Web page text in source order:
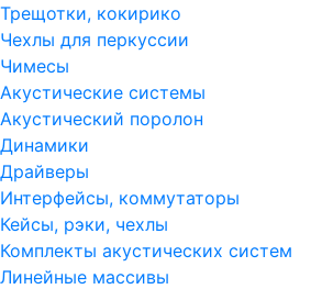
Трещотки, кокирико
Чехлы для перкуссии
Чимесы
Акустические системы
Акустический поролон
Динамики
Драйверы
Интерфейсы, коммутаторы
Кейсы, рэки, чехлы
Комплекты акустических систем
Линейные массивы